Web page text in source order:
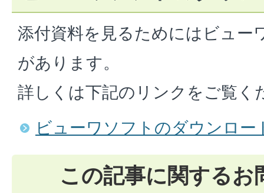
添付資料を見るためにはビュー
があります。
詳しくは下記のリンクをご覧く
ビューワソフトのダウンロー
この記事に関するお